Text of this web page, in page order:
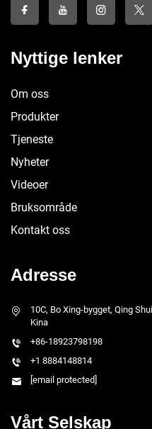
Nyttige lenker
Om oss
Produkter
Tjeneste
Nyheter
Videoer
Bruksområde
Kontakt oss
Adresse
10C, Bo Xing-bygget, Qing
Kina
+86-18923798198
+1 8884148814
[email protected]
Vårt Selskap